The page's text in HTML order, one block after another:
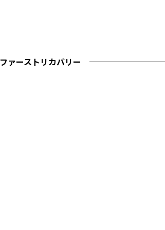
ファーストリカバリー